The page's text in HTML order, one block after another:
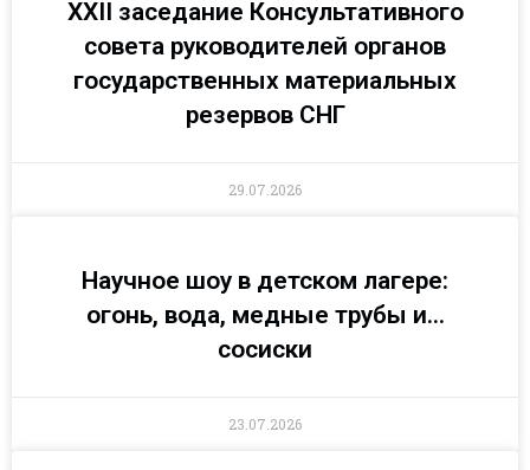
XXII заседание Консультативного
совета руководителей органов
государственных материальных
резервов СНГ
29.07.2026
Научное шоу в детском лагере:
огонь, вода, медные трубы и…
сосиски
23.07.2026